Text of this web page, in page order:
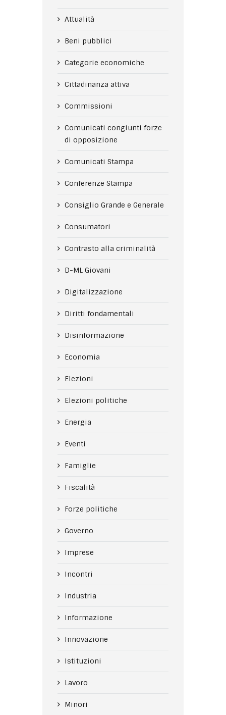
Attualità
Beni pubblici
Categorie economiche
Cittadinanza attiva
Commissioni
Comunicati congiunti forze
di opposizione
Comunicati Stampa
Conferenze Stampa
Consiglio Grande e Generale
Consumatori
Contrasto alla criminalità
D-ML Giovani
Digitalizzazione
Diritti fondamentali
Disinformazione
Economia
Elezioni
Elezioni politiche
Energia
Eventi
Famiglie
Fiscalità
Forze politiche
Governo
Imprese
Incontri
Industria
Informazione
Innovazione
Istituzioni
Lavoro
Minori